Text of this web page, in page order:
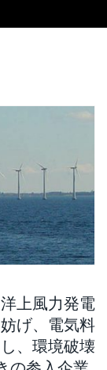
上風力発電
げ、電気料
、環境破壊